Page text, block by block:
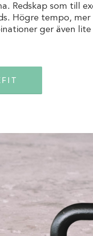
Redskap som till
Högre tempo, mer
ger även lite